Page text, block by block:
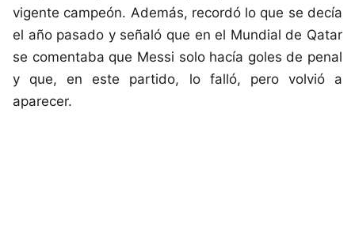
vigente campeón. Además, recordó lo que se decía
el año pasado y señaló que en el Mundial de Qatar
se comentaba que Messi solo hacía goles de penal
y que, en este partido, lo falló, pero volvió a
aparecer.